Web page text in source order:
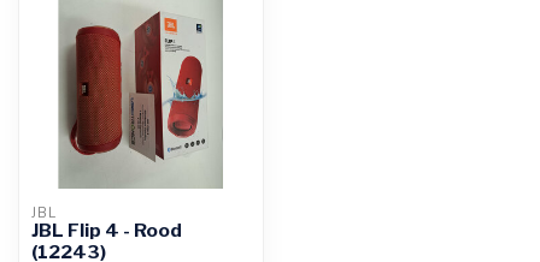
JBL
JBL Flip 4 - Rood
(12243)